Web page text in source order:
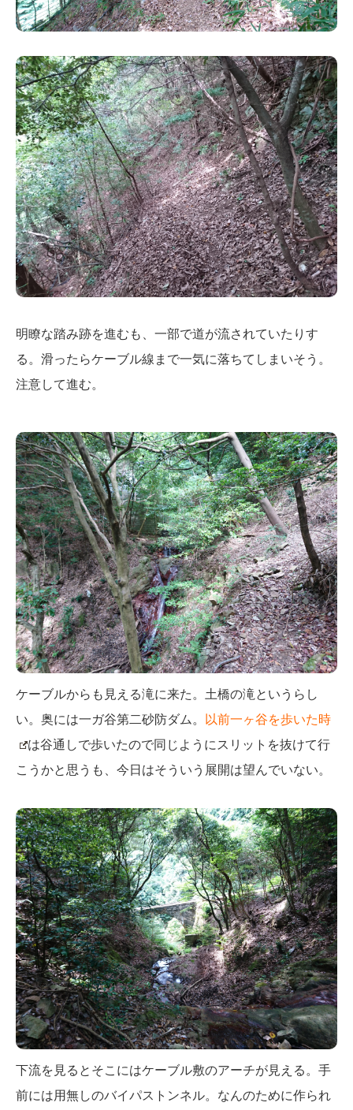
明瞭な踏み跡を進むも、一部で道が流されていたりす
る。滑ったらケーブル線まで一気に落ちてしまいそう。
注意して進む。
ケーブルからも見える滝に来た。土橋の滝というらし
い。奥には一ガ谷第二砂防ダム。
以前一ヶ谷を歩いた時
は谷通しで歩いたので同じようにスリットを抜けて行
こうかと思うも、今日はそういう展開は望んでいない。
下流を見るとそこにはケーブル敷のアーチが見える。手
前には用無しのバイパストンネル。なんのために作られ